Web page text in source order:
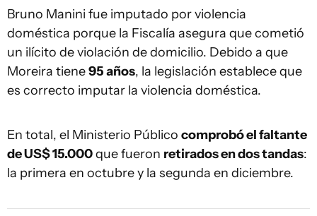
Bruno Manini fue imputado por violencia
doméstica porque la Fiscalía asegura que cometió
un ilícito de violación de domicilio. Debido a que
Moreira tiene95 años, la legislación establece que
es correcto imputar la violencia doméstica.
En total, el Ministerio Público comprobó el faltante
de US$ 15.000que fueron retirados en dos tandas:
la primera en octubre y la segunda en diciembre.